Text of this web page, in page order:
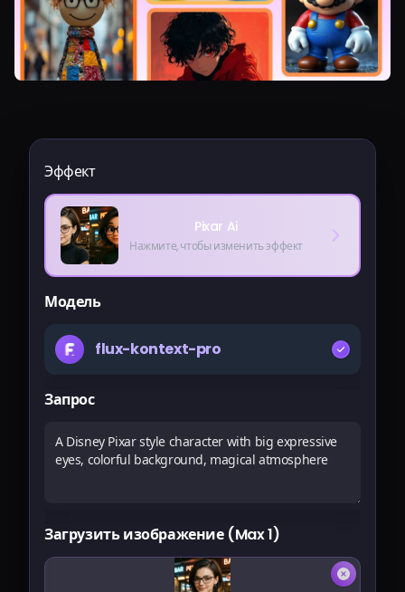
Эффект
Pixar Ai
Нажмите, чтобы изменить эффект
Модель
flux-kontext-pro
Запрос
Загрузить изображение (Max 1)